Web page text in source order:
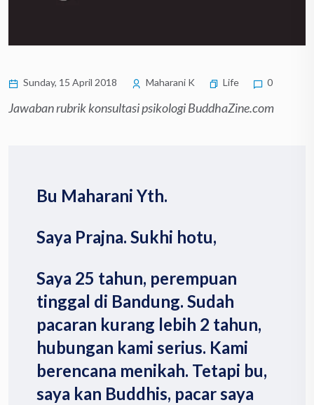
Sunday, 15 April 2018 Maharani K Life 0
Jawaban rubrik konsultasi psikologi BuddhaZine.com
Bu Maharani Yth.
Saya Prajna. Sukhi hotu,
Saya 25 tahun, perempuan
tinggal di Bandung. Sudah
pacaran kurang lebih 2 tahun,
hubungan kami serius. Kami
berencana menikah. Tetapi bu,
saya kan Buddhis, pacar saya